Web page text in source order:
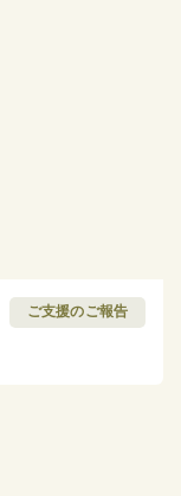
ご支援のご報告